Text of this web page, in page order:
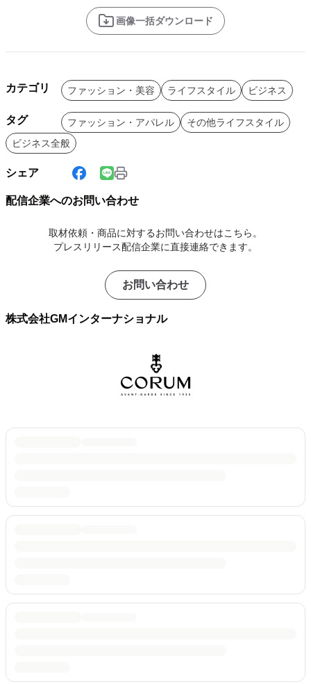
画像一括ダウンロード
カテゴリ ファッション・美容 ライフスタイル ビジネス
タグ ファッション・アパレル
その他ライフスタイル
ビジネス全般
シェア
配信企業へのお問い合わせ
取材依頼・商品に対するお問い合わせはこちら。
プレスリリース配信企業に直接連絡できます。
お問い合わせ
株式会社GMインターナショナル